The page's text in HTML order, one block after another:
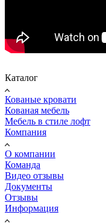
Каталог
Кованые кровати
Кованая мебель
Мебель в стиле лофт
Компания
О компании
Команда
Видео отзывы
Документы
Отзывы
Информация